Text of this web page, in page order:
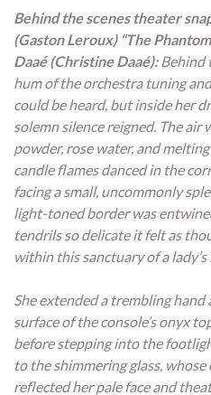
Behind the scenes theater
(Gaston Leroux) “The
Daaé (Christine Daaé): Behind
hum of the orchestra tuning
could be heard, but inside her
solemn silence reigned. The air
powder, rose water, and
candle flames danced in the
facing a small, uncommonly
light-toned border was
tendrils so delicate it felt as
within this sanctuary of a
She extended a trembling
surface of the console’s onyx
before stepping into the
to the shimmering glass, whose
reflected her pale face and